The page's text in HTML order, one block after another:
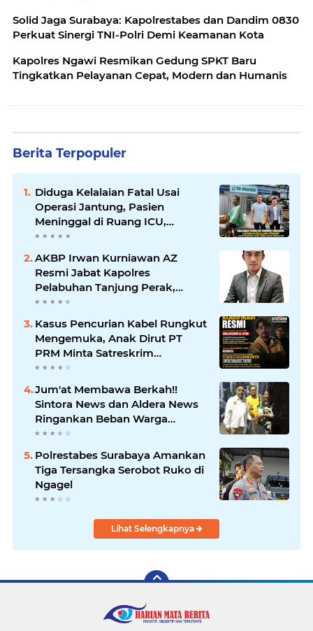
Solid Jaga Surabaya: Kapolrestabes dan Dandim 0830
Perkuat Sinergi TNI-Polri Demi Keamanan Kota
Kapolres Ngawi Resmikan Gedung SPKT Baru
Tingkatkan Pelayanan Cepat, Modern dan Humanis
Berita Terpopuler
Diduga Kelalaian Fatal Usai
Operasi Jantung, Pasien
Meninggal di Ruang ICU,
Keluarga Tuntut RSUD dr.
Soewandhie Bertanggung
Jawab
AKBP Irwan Kurniawan AZ
Resmi Jabat Kapolres
Pelabuhan Tanjung Perak,
Pimpinan Redaksi
HarianMataBerita.com
Sampaikan Ucapan Selamat
Kasus Pencurian Kabel Rungkut
Mengemuka, Anak Dirut PT
PRM Minta Satreskrim
Polrestabes Surabaya Usut
Hingga Tuntas
Jum'at Membawa Berkah!!
Sintora News dan Aldera News
Ringankan Beban Warga
Bangkitkan Pelaku UMKM
Polrestabes Surabaya Amankan
Tiga Tersangka Serobot Ruko di
Ngagel
Lihat Selengkapnya